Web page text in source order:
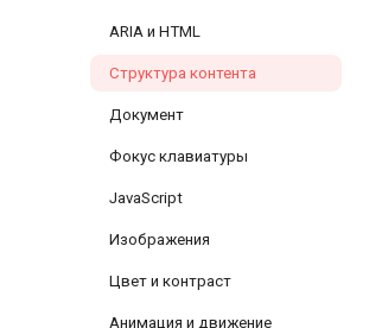
ARIA и HTML
Структура контента
Документ
Фокус клавиатуры
JavaScript
Изображения
Цвет и контраст
Анимация и движение